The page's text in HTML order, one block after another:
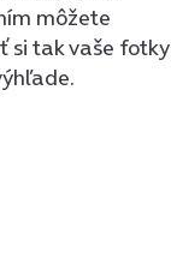
môžete
si tak vaše fotky